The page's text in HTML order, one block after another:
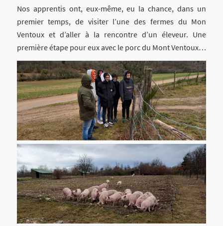
Nos apprentis ont, eux-même, eu la chance, dans un
premier temps, de visiter l’une des fermes du Mon
Ventoux et d’aller à la rencontre d’un éleveur. Une
première étape pour eux avec le porc du Mont Ventoux…